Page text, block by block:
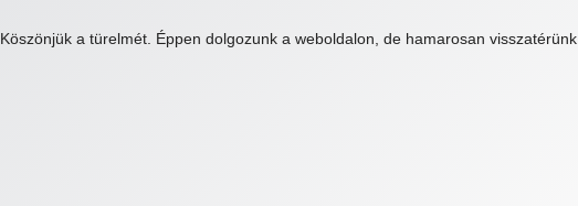
Köszönjük a türelmét. Éppen dolgozunk a weboldalon, de hamarosan visszatérünk.